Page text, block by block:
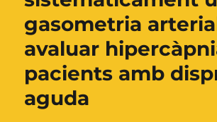
gasometria
avaluar
pacients amb
aguda